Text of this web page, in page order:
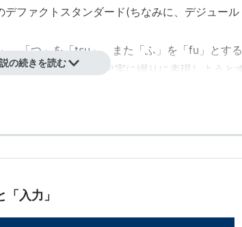
ファクトスタンダード(ちなみに、デジュール
、「つ」を「tsu」、また「ふ」を「fu」とする
があれば、それを忠実に綴りに表現しようとす
の続きを読む
入力」